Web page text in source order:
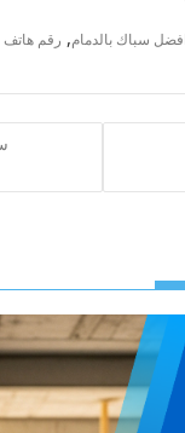
سباك بالدمام, رقم هاتف